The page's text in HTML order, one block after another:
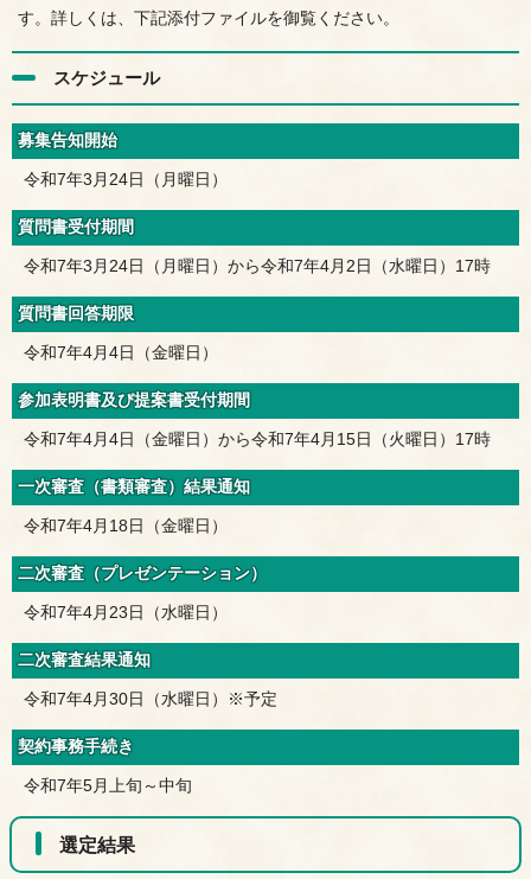
す。詳しくは、下記添付ファイルを御覧ください。
スケジュール
募集告知開始
令和7年3月24日（月曜日）
質問書受付期間
令和7年3月24日（月曜日）から令和7年4月2日（水曜日）17時
質問書回答期限
令和7年4月4日（金曜日）
参加表明書及び提案書受付期間
令和7年4月4日（金曜日）から令和7年4月15日（火曜日）17時
一次審査（書類審査）結果通知
令和7年4月18日（金曜日）
二次審査（プレゼンテーション）
令和7年4月23日（水曜日）
二次審査結果通知
令和7年4月30日（水曜日）※予定
契約事務手続き
令和7年5月上旬～中旬
選定結果